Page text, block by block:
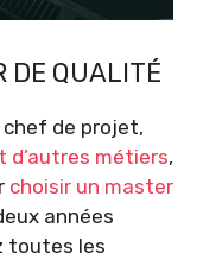
DE QUALITÉ
chef de projet,
d’autres métiers,
choisir un master
années
toutes les